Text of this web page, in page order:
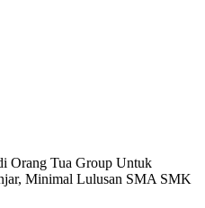
Orang Tua Group Untuk
Minimal Lulusan SMA SMK